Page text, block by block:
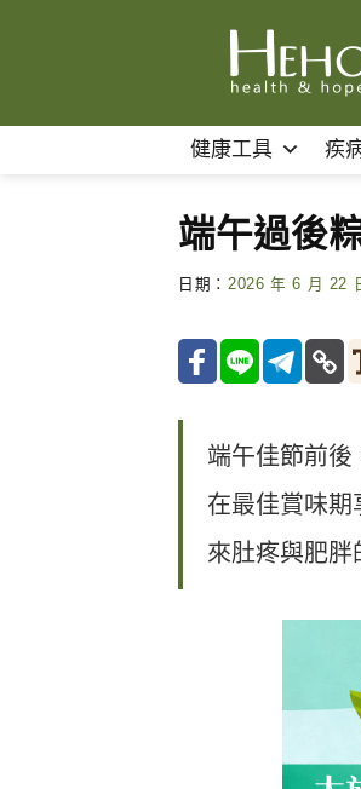
健康工具 疾
端午過後
日期： 2026 年 6 月 22
端午佳節前後
在最佳賞味期
來肚疼與肥胖